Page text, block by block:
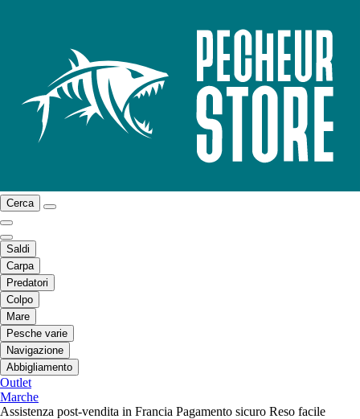
Cerca
Saldi
Carpa
Predatori
Colpo
Mare
Pesche varie
Navigazione
Abbigliamento
Outlet
Marche
Assistenza post-vendita in Francia Pagamento sicuro Reso facile